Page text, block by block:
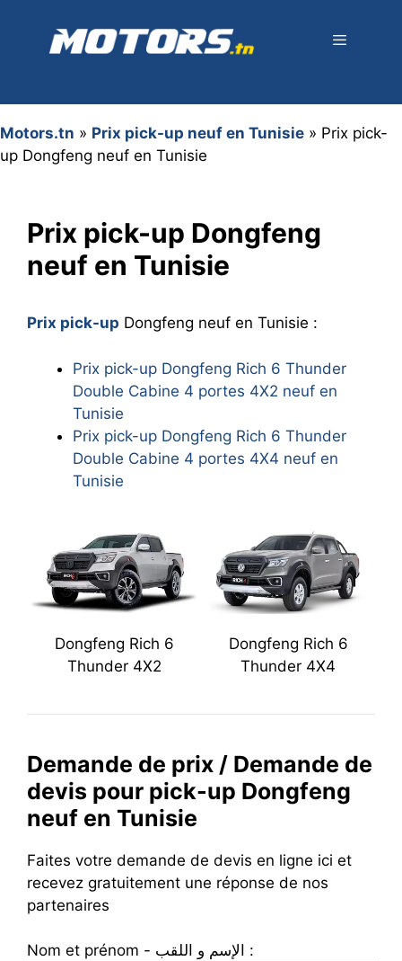
contenu
Motors.tn » Prix pick-up neuf en Tunisie » Prix pick-
up Dongfeng neuf en Tunisie
Prix pick-up Dongfeng
neuf en Tunisie
Prix pick-up Dongfeng neuf en Tunisie :
Prix pick-up Dongfeng Rich 6 Thunder
Double Cabine 4 portes 4X2 neuf en
Tunisie
Prix pick-up Dongfeng Rich 6 Thunder
Double Cabine 4 portes 4X4 neuf en
Tunisie
Dongfeng Rich 6
Thunder 4X2
Dongfeng Rich 6
Thunder 4X4
Demande de prix / Demande de
devis pour pick-up Dongfeng
neuf en Tunisie
Faites votre demande de devis en ligne ici et
recevez gratuitement une réponse de nos
partenaires
Nom et prénom - الإسم و اللقب :